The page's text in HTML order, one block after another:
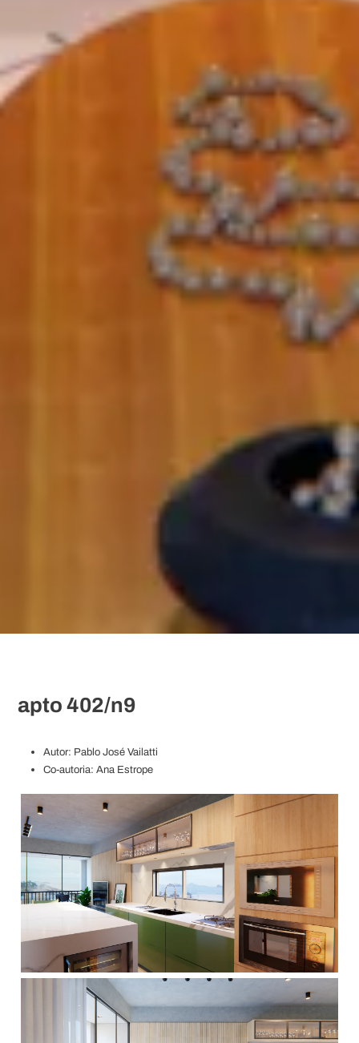
apto 402/n9
Autor: Pablo José Vailatti
Co-autoria: Ana Estrope